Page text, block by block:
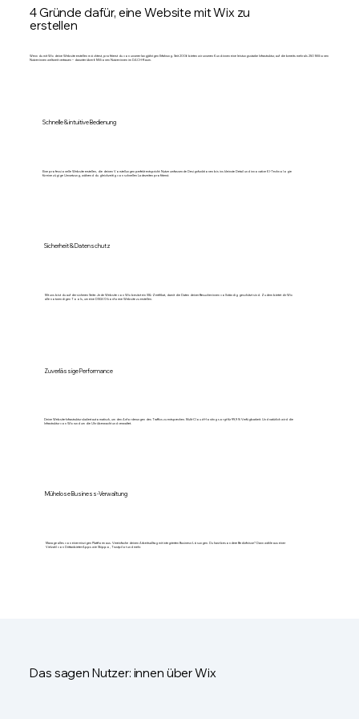
4 Gründe dafür, eine Website mit Wix zu
erstellen
Wenn du mit Wix deine Website erstellen möchtest, profitierst du von unserer langjährigen Erfahrung. Seit 2006 bieten wir unseren Kund:innen eine leistungsstarke Infrastruktur, auf die bereits mehr als 250 Millionen
Nutzer:innen weltweit vertrauen – darunter über 6 Millionen Nutzer:innen im DACH-Raum.
Schnelle & intuitive Bedienung
Eine professionelle Website erstellen, die deinen Vorstellungen perfekt entspricht: Nutze umfassende Designfunktionen bis ins kleinste Detail und innovative KI-Technologie
für eine zügige Umsetzung, während du gleichzeitig von schnellen Ladezeiten profitierst.
Sicherheit & Datenschutz
Mit uns bist du auf der sicheren Seite: Jede Website von Wix besitzt ein SSL-Zertifikat, damit die Daten deiner Besucher:innen vollständig geschützt sind. Zudem bietet dir Wix
alle notwendigen Tools, um eine DSGVO-konforme Website zu erstellen.
Zuverlässige Performance
Deine Website-Infrastruktur skaliert automatisch, um den Anforderungen des Traffics zu entsprechen. Multi-Cloud-Hosting sorgt für 99,9 % Verfügbarkeit. Und natürlich wird die
Infrastruktur von Wix rund um die Uhr überwacht und verwaltet.
Mühelose Business-Verwaltung
Manage alles von einer einzigen Plattform aus. Vereinfache deinen Arbeitsalltag mit integrierten Business-Lösungen. Du hast besondere Bedürfnisse? Dann wähle aus einer
Vielzahl von Drittanbieter-Apps wie Shippo, Trustpilot und mehr.
Das sagen Nutzer: innen über Wix